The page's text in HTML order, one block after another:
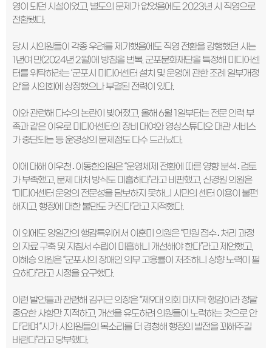
영이 되던 시설이었고, 별도의 문제가 없었음에도 2023년 시 직영으로
전환됐다.
당시 시의원들이 각종 우려를 제기했음에도 직영 전환을 강행했던 시는
1년여 만(2024년 2월)에 방침을 번복, 군포문화재단을 특정해 미디어센
터를 위탁하려는 ‘군포시 미디어센터 설치 및 운영에 관한 조례 일부개정
안’을 시의회에 상정했으나 부결된 전력이 있다.
이와 관련해 다수의 논란이 빚어졌고, 올해 6월 1일부터는 전문 인력 부
족과 같은 이유로 미디어센터의 장비 대여와 영상스튜디오 대관 서비스
가 중단되는 등 운영상의 문제점도 다수 드러났다.
이에 대해 이우천․이동한의원은 “운영체제 전환에 따른 영향 분석․검토
가 부족했고, 문제 대처 방식도 미흡하다”라고 비판했고, 신경원 의원은
“미디어센터 운영의 전문성을 담보하지 못하니 시민의 센터 이용이 불편
해지고, 행정에 대한 불만도 커진다”라고 지적했다.
이 외에도 양일간의 행감특위에서 이훈미 의원은 “민원 접수․처리 과정
의 자료 구축 및 지침서 수립이 미흡하니 개선해야 한다”라고 제언했고,
이혜승 의원은 “군포시의 장애인 의무 고용률이 저조하니 상향 노력이 필
요하다”라고 시정을 요구했다.
이런 발언들과 관련해 김귀근 의장은 “제9대 의회 마지막 행감이라 정말
중요한 사항만 지적하고, 개선을 유도하려 의원들이 노력하는 것으로 안
다”라며 “시가 시의원들의 목소리를 더 경청해 행정의 발전을 꾀해주길
바란다”라고 당부했다.